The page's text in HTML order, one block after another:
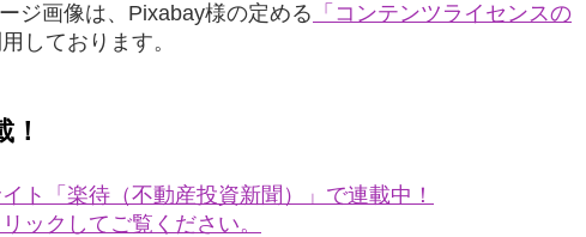
ジ画像は、Pixabay様の定める 「コンテンツライセンスの
しております。
ト「楽待（不動産投資新聞）」で連載中！
ックしてご覧ください。